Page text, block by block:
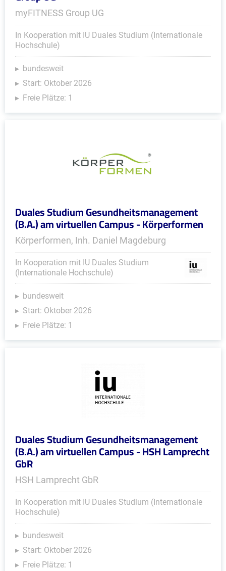
myFITNESS Group UG
In Kooperation mit IU Duales Studium (Internationale
Hochschule)
bundesweit
Start: Oktober 2026
Freie Plätze: 1
Duales Studium Gesundheitsmanagement
(B.A.) am virtuellen Campus - Körperformen
Körperformen, Inh. Daniel Magdeburg
In Kooperation mit IU Duales Studium
(Internationale Hochschule)
bundesweit
Start: Oktober 2026
Freie Plätze: 1
Duales Studium Gesundheitsmanagement
(B.A.) am virtuellen Campus - HSH Lamprecht
GbR
HSH Lamprecht GbR
In Kooperation mit IU Duales Studium (Internationale
Hochschule)
bundesweit
Start: Oktober 2026
Freie Plätze: 1